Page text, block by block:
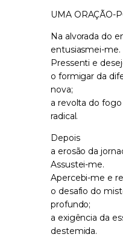
UMA ORAÇÃO-
Na alvorada do
entusiasmei-me.
Pressenti e
o formigar da
nova;
a revolta do
radical.
Depois
a erosão da
Assustei-me.
Apercebi-me e
o desafio do
profundo;
a exigência da
destemida.